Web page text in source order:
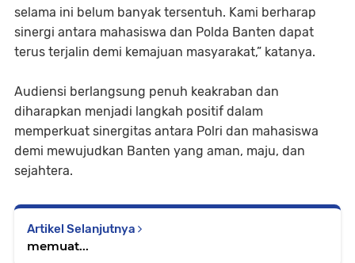
selama ini belum banyak tersentuh. Kami berharap
sinergi antara mahasiswa dan Polda Banten dapat
terus terjalin demi kemajuan masyarakat,” katanya.
Audiensi berlangsung penuh keakraban dan
diharapkan menjadi langkah positif dalam
memperkuat sinergitas antara Polri dan mahasiswa
demi mewujudkan Banten yang aman, maju, dan
sejahtera.
Artikel Selanjutnya
memuat...